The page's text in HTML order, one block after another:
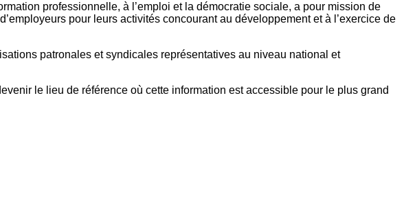
professionnelle, à l’emploi et la démocratie sociale, a pour mission de
pour leurs activités concourant au développement et à l’exercice de
patronales et syndicales représentatives au niveau national et
le lieu de référence où cette information est accessible pour le plus grand